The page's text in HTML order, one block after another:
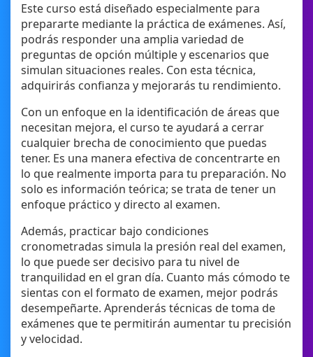
Este curso está diseñado especialmente para
prepararte mediante la práctica de exámenes. Así,
podrás responder una amplia variedad de
preguntas de opción múltiple y escenarios que
simulan situaciones reales. Con esta técnica,
adquirirás confianza y mejorarás tu rendimiento.
Con un enfoque en la identificación de áreas que
necesitan mejora, el curso te ayudará a cerrar
cualquier brecha de conocimiento que puedas
tener. Es una manera efectiva de concentrarte en
lo que realmente importa para tu preparación. No
solo es información teórica; se trata de tener un
enfoque práctico y directo al examen.
Además, practicar bajo condiciones
cronometradas simula la presión real del examen,
lo que puede ser decisivo para tu nivel de
tranquilidad en el gran día. Cuanto más cómodo te
sientas con el formato de examen, mejor podrás
desempeñarte. Aprenderás técnicas de toma de
exámenes que te permitirán aumentar tu precisión
y velocidad.